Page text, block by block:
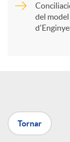
t
del
Tornar